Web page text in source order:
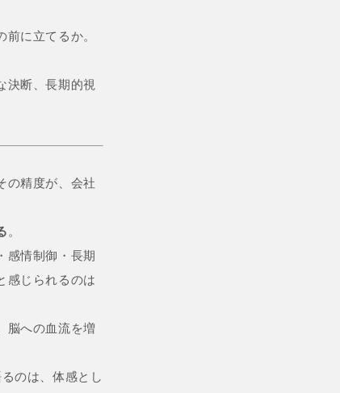
に立てるか。
決断、長期的視
の精度が、会社
。
感情制御・長期
感じられるのは
脳への血流を増
のは、体感とし